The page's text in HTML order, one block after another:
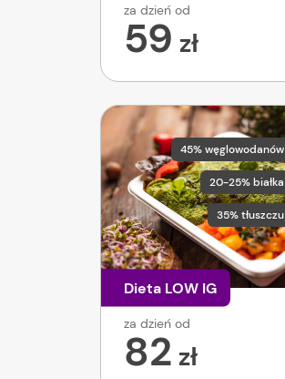
za dzień od
59 zł
45% węglowodanów
20-25% białka
35% tłuszczu
Dieta LOW IG
za dzień od
82 zł